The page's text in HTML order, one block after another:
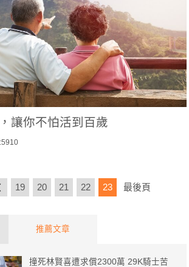
讓你不怕活到百歲
19 20 21 22 23 最後頁
推薦文章
撞死林賢喜遭求償2300萬 29K騎士苦